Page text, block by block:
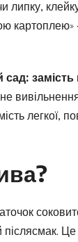
замість
легкої,